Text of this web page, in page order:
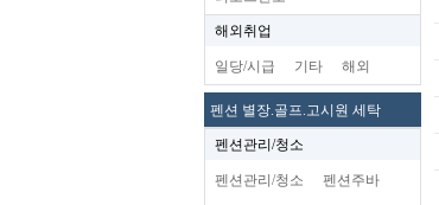
해외취업
일당/시급 기타 해외
펜션 별장.골프.고시원 세탁
펜션관리/청소
펜션관리/청소 펜션주바